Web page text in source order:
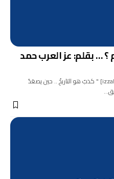
… بقلم: عز العرب حمد
izzalarab giwey [izzanaizzana@yahoo.com] " كذبٌ هو التاريخُ .. حين يصعَدُ